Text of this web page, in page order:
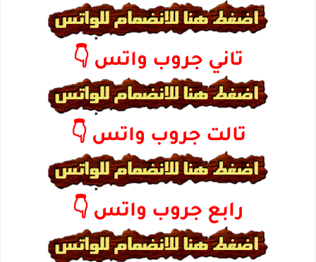
تاني جروب واتس 👇
تالت جروب واتس 👇
رابع جروب واتس 👇